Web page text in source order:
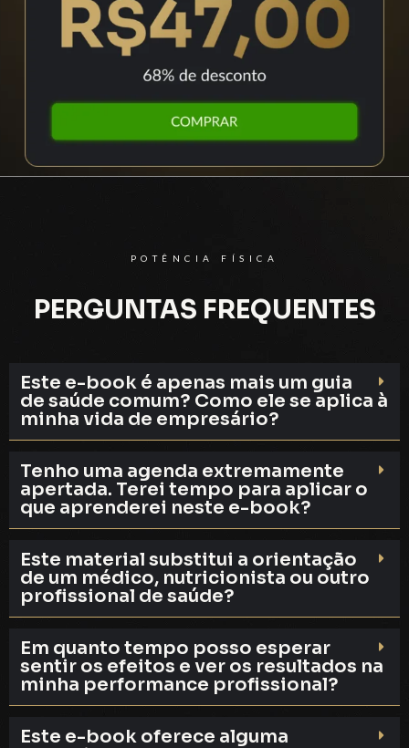
POTÊNCIA FÍSICA
PERGUNTAS FREQUENTES
Este e-book é apenas mais um guia
de saúde comum? Como ele se aplica à
minha vida de empresário?
Tenho uma agenda extremamente
apertada. Terei tempo para aplicar o
que aprenderei neste e-book?
Este material substitui a orientação
de um médico, nutricionista ou outro
profissional de saúde?
Em quanto tempo posso esperar
sentir os efeitos e ver os resultados na
minha performance profissional?
Este e-book oferece alguma